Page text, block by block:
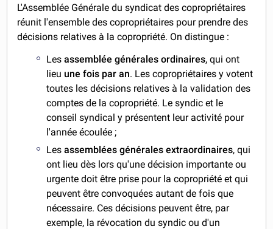
L'Assemblée Générale du syndicat des copropriétaires
réunit l'ensemble des copropriétaires pour prendre des
décisions relatives à la copropriété. On distingue :
Lesassemblée générales ordinaires, qui ont
lieu une fois par an. Les copropriétaires y votent
toutes les décisions relatives à la validation des
comptes de la copropriété. Le syndic et le
conseil syndical y présentent leur activité pour
l'année écoulée ;
Lesassemblées générales extraordinaires, qui
ont lieu dès lors qu'une décision importante ou
urgente doit être prise pour la copropriété et qui
peuvent être convoquées autant de fois que
nécessaire. Ces décisions peuvent être, par
exemple, la révocation du syndic ou d'un